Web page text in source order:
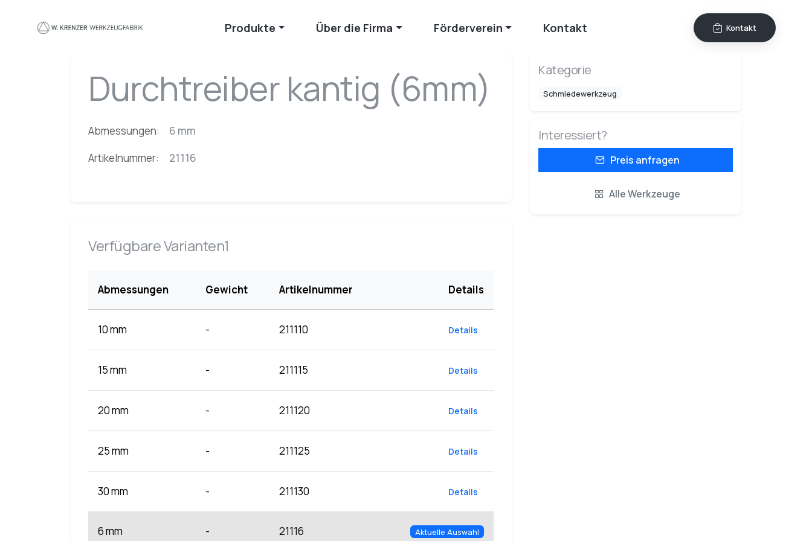
Produkte Über die Firma Förderverein Kontakt Kontakt
Durchtreiber kantig (6mm)
Abmessungen:
6 mm
Artikelnummer:
21116
Verfügbare Varianten1
Abmessungen Gewicht Artikelnummer Details
10 mm - 211110 Details
15 mm - 211115 Details
20 mm - 211120 Details
25 mm - 211125 Details
30 mm - 211130 Details
6 mm - 21116 Aktuelle Auswahl
Kategorie
Schmiedewerkzeug
Interessiert?
Preis anfragen
Alle Werkzeuge